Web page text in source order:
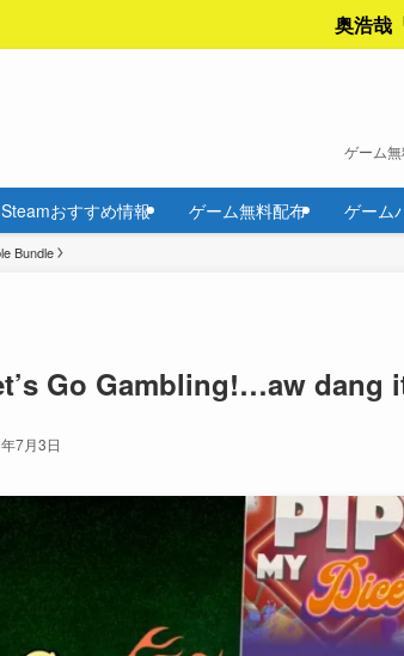
奥浩哉
ゲーム
Steamおすすめ情報 ゲーム無料配布 ゲーム
Bundle
Go Gambling!…aw dang
7月3日